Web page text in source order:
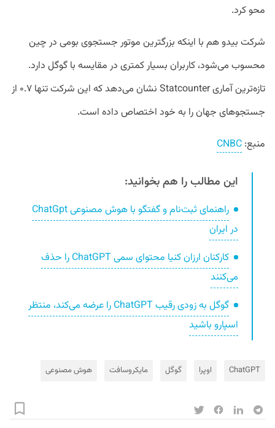
محو کرد.
شرکت بیدو هم با اینکه بزرگترین موتور جستجوی بومی در چین
محسوب می‌شود، کاربران بسیار کمتری در مقایسه با گوگل دارد.
تازه‌ترین آماری Statcounter نشان می‌دهد که این شرکت تنها ۰.۷ از
جستجوهای جهان را به خود اختصاص داده است.
منبع: CNBC
این مطالب را هم بخوانید:
راهنمای ثبت‌نام و گفتگو با هوش مصنوعی ChatGpt
در ایران
کارکنان ارزان کنیا محتوای سمی ChatGPT را حذف
می‌کنند
گوگل به زودی رقیب ChatGPT را عرضه می‌کند، منتظر
اسپارو باشید
ChatGPT اوپرا گوگل مایکروسافت هوش مصنوعی